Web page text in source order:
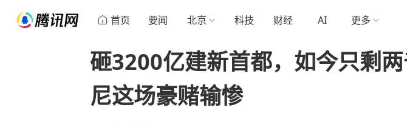
首页 要闻 北京 科技 财经 AI 更多
砸3200亿建新首都，如今只剩
尼这场豪赌输惨